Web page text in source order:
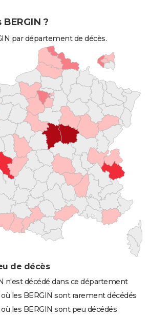
?
par département de décès.
de décès
n'est décédé dans ce département
les BERGIN sont rarement décédés
les BERGIN sont peu décédés